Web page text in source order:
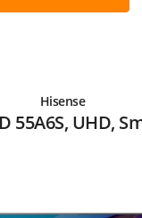
Hisense
55A6S, UHD,